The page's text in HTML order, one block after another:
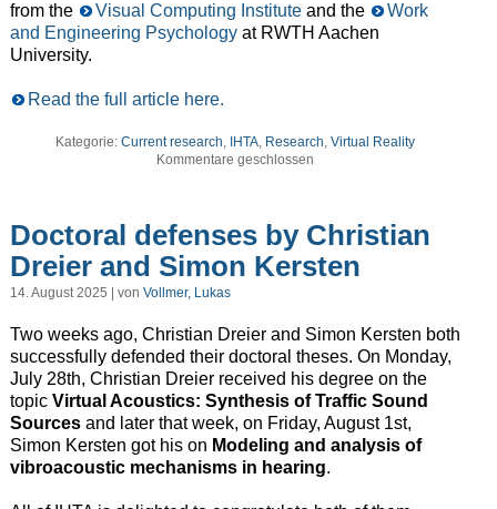
from the
Visual Computing Instituteand the
Work
and Engineering Psychologyat RWTH Aachen
University.
Read the full article here.
Kategorie: Current research, IHTA, Research, Virtual Reality
Kommentare geschlossen
Doctoral defenses by Christian
Dreier and Simon Kersten
14. August 2025 | von Vollmer, Lukas
Two weeks ago, Christian Dreier and Simon Kersten both
successfully defended their doctoral theses. On Monday,
July 28th, Christian Dreier received his degree on the
topic Virtual Acoustics: Synthesis of Traffic Sound
Sources and later that week, on Friday, August 1st,
Simon Kersten got his on Modeling and analysis of
vibroacoustic mechanisms in hearing.